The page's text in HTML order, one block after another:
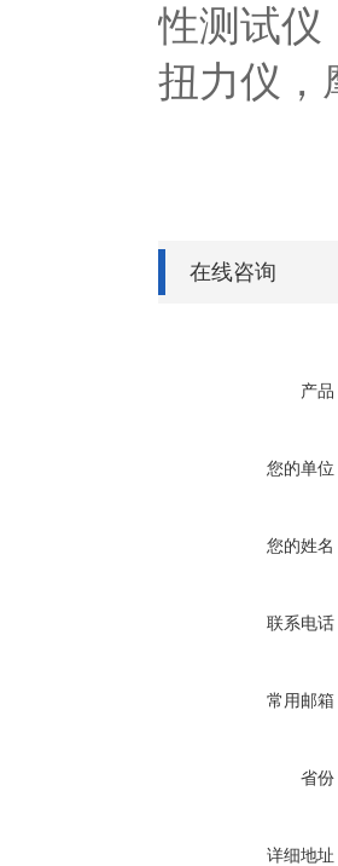
性测试仪
扭力仪，
在线咨询
产品
您的单位
您的姓名
联系电话
常用邮箱
省份
详细地址